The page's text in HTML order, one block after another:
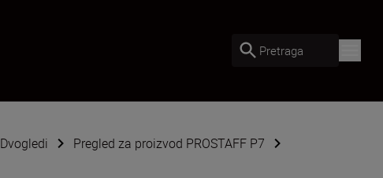
Pretraga
Dvogledi
Pregled za proizvod PROSTAFF P7